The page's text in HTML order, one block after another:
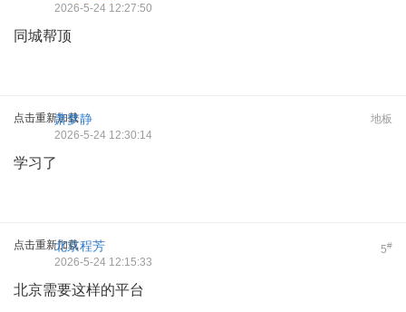
2026-5-24 12:27:50
同城帮顶
点击重新加载 地板
萧梦静
2026-5-24 12:30:14
学习了
点击重新加载 5#
北京程芳
2026-5-24 12:15:33
北京需要这样的平台